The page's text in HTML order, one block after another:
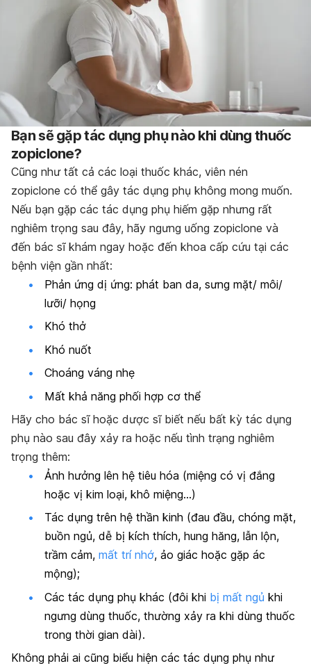
Bạn sẽ gặp tác dụng phụ nào khi dùng thuốc
zopiclone?
Cũng như tất cả các loại thuốc khác, viên nén
zopiclone có thể gây tác dụng phụ không mong muốn.
Nếu bạn gặp các tác dụng phụ hiếm gặp nhưng rất
nghiêm trọng sau đây, hãy ngưng uống zopiclone và
đến bác sĩ khám ngay hoặc đến khoa cấp cứu tại các
bệnh viện gần nhất:
Phản ứng dị ứng: phát ban da, sưng mặt/ môi/
lưỡi/ họng
Khó thở
Khó nuốt
Choáng váng nhẹ
Mất khả năng phối hợp cơ thể
Hãy cho bác sĩ hoặc dược sĩ biết nếu bất kỳ tác dụng
phụ nào sau đây xảy ra hoặc nếu tình trạng nghiêm
trọng thêm:
Ảnh hưởng lên hệ tiêu hóa (miệng có vị đắng
hoặc vị kim loại, khô miệng…)
Tác dụng trên hệ thần kinh (đau đầu, chóng mặt,
buồn ngủ, dễ bị kích thích, hung hăng, lẫn lộn,
trầm cảm, mất trí nhớ, ảo giác hoặc gặp ác
mộng);
Các tác dụng phụ khác (đôi khi bị mất ngủ khi
ngưng dùng thuốc, thường xảy ra khi dùng thuốc
trong thời gian dài).
Không phải ai cũng biểu hiện các tác dụng phụ như